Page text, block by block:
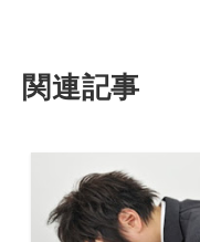
関連記事